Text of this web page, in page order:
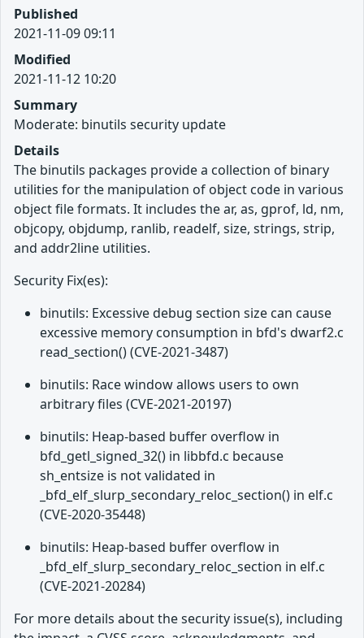
Published
2021-11-09 09:11
Modified
2021-11-12 10:20
Summary
Moderate: binutils security update
Details
The binutils packages provide a collection of binary
utilities for the manipulation of object code in various
object file formats. It includes the ar, as, gprof, ld, nm,
objcopy, objdump, ranlib, readelf, size, strings, strip,
and addr2line utilities.
Security Fix(es):
binutils: Excessive debug section size can cause
excessive memory consumption in bfd's dwarf2.c
read_section() (CVE-2021-3487)
binutils: Race window allows users to own
arbitrary files (CVE-2021-20197)
binutils: Heap-based buffer overflow in
bfd_getl_signed_32() in libbfd.c because
sh_entsize is not validated in
_bfd_elf_slurp_secondary_reloc_section() in elf.c
(CVE-2020-35448)
binutils: Heap-based buffer overflow in
_bfd_elf_slurp_secondary_reloc_section in elf.c
(CVE-2021-20284)
For more details about the security issue(s), including